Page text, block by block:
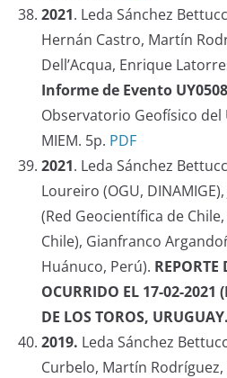
2021. Leda Sánchez
Hernán Castro, Martín
Dell’Acqua, Enrique
Informe de Evento
Observatorio Geofísico del
MIEM. 5p. PDF
2021. Leda Sánchez
Loureiro (OGU,
(Red Geocientífica de
Chile), Gianfranco
Huánuco, Perú). REPORTE
OCURRIDO EL 17-02-2021
DE LOS TOROS, URUGUAY.
2019. Leda Sánchez
Curbelo, Martín Rodríguez,